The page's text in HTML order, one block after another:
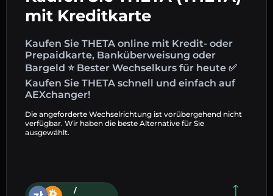
mit Kreditkarte
Kaufen Sie THETA online mit Kredit- oder
Prepaidkarte, Banküberweisung oder
Bargeld ⭐ Bester Wechselkurs für heute ✅
Kaufen Sie THETA schnell und einfach auf
AEXchanger!
Die angeforderte Wechselrichtung ist vorübergehend nicht
verfügbar. Wir haben die beste Alternative für Sie
ausgewählt.
/